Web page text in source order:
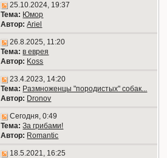
25.10.2024, 19:37
Тема: Юмор
Автор: Ariel
26.8.2025, 11:20
Тема: в еврея
Автор: Koss
23.4.2023, 14:20
Тема: Размноженцы "породистых" собак...
Автор: Dronov
Сегодня, 0:49
Тема: За грибами!
Автор: Romantic
18.5.2021, 16:25